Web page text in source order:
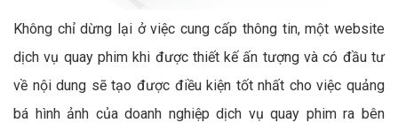
Không chỉ dừng lại ở việc cung cấp thông tin, một website
dịch vụ quay phim khi được thiết kế ấn tượng và có đầu tư
về nội dung sẽ tạo được điều kiện tốt nhất cho việc quảng
bá hình ảnh của doanh nghiệp dịch vụ quay phim ra bên